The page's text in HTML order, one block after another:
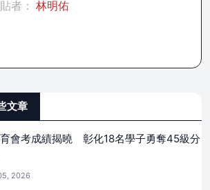
者： 林明佑
文章
會考成績揭曉 彰化18名學子勇奪45級分
2026